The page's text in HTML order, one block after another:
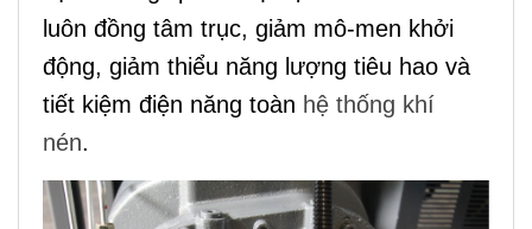
luôn đồng tâm trục, giảm mô-men khởi
động, giảm thiểu năng lượng tiêu hao và
tiết kiệm điện năng toàn hệ thống khí
nén.